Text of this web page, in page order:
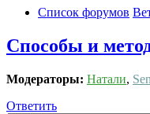
Список форумов
Способы и
Модераторы: Натали,
Ответить